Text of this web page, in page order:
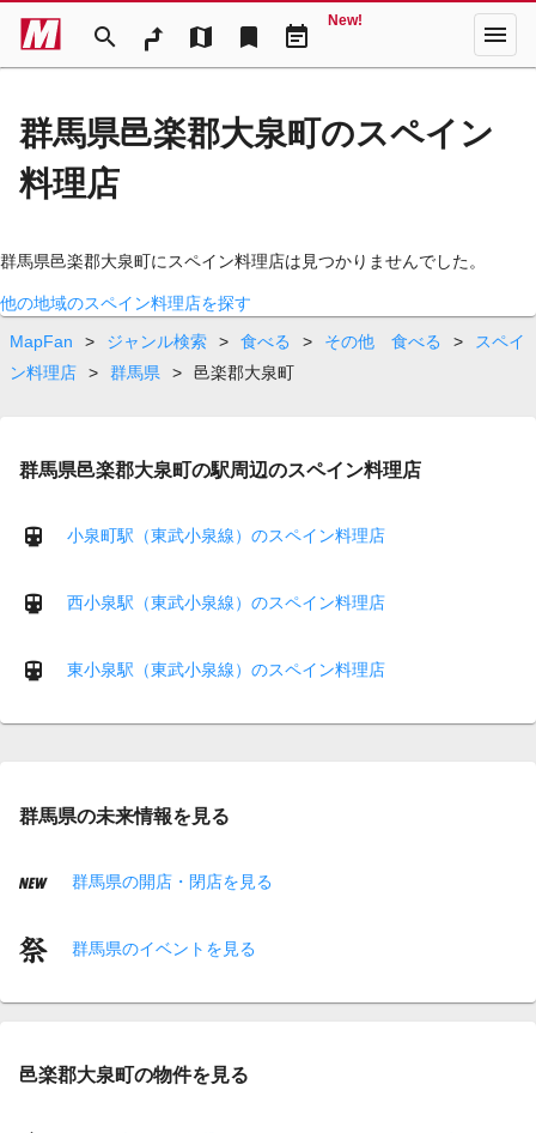
search map bookmark event_note
New! menu
群馬県邑楽郡大泉町のスペイン
料理店
群馬県邑楽郡大泉町にスペイン料理店は見つかりませんでした。
他の地域のスペイン料理店を探す
MapFan
> ジャンル検索 > 食べる > その他 食べる >
スペイ
ン料理店
> 群馬県 > 邑楽郡大泉町
群馬県邑楽郡大泉町の駅周辺のスペイン料理店
小泉町駅（東武小泉線）のスペイン料理店
西小泉駅（東武小泉線）のスペイン料理店
東小泉駅（東武小泉線）のスペイン料理店
群馬県の未来情報を見る
群馬県の開店・閉店を見る
群馬県のイベントを見る
邑楽郡大泉町の物件を見る